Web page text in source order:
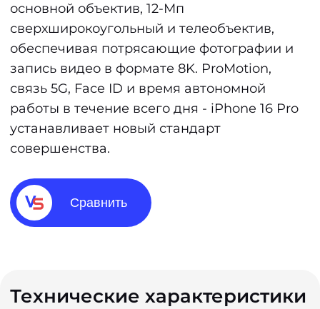
основной объектив, 12-Мп
сверхширокоугольный и телеобъектив,
обеспечивая потрясающие фотографии и
запись видео в формате 8K. ProMotion,
связь 5G, Face ID и время автономной
работы в течение всего дня - iPhone 16 Pro
устанавливает новый стандарт
совершенства.
Сравнить
Технические характеристики